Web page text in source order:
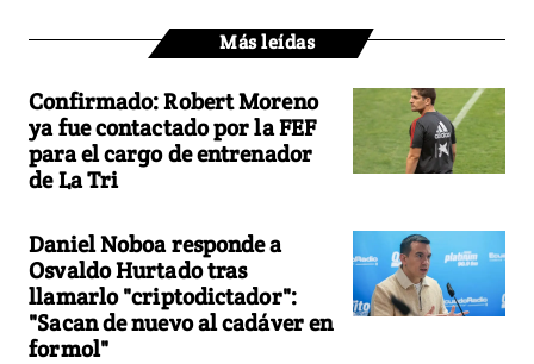
Más leídas
Confirmado: Robert Moreno
ya fue contactado por la FEF
para el cargo de entrenador
de La Tri
Daniel Noboa responde a
Osvaldo Hurtado tras
llamarlo "criptodictador":
"Sacan de nuevo al cadáver en
formol"